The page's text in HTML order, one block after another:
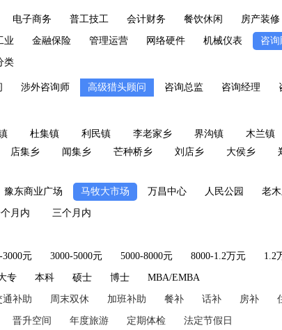
电子商务 普工技工 会计财务 餐饮休闲 房产装修
业 金融保险 管理运营 网络硬件 机械仪表 咨询
类
涉外咨询师 高级猎头顾问 咨询总监 咨询经理
杜集镇 利民镇 李老家乡 界沟镇 木兰镇
店集乡 闻集乡 芒种桥乡 刘店乡 大侯乡
豫东商业广场 马牧大市场 万昌中心 人民公园 老
月内 三个月内
3000元 3000-5000元 5000-8000元 8000-1.2万元 1.2
专 本科 硕士 博士 MBA/EMBA
通补助 周末双休 加班补助 餐补 话补 房补
晋升空间 年度旅游 定期体检 法定节假日